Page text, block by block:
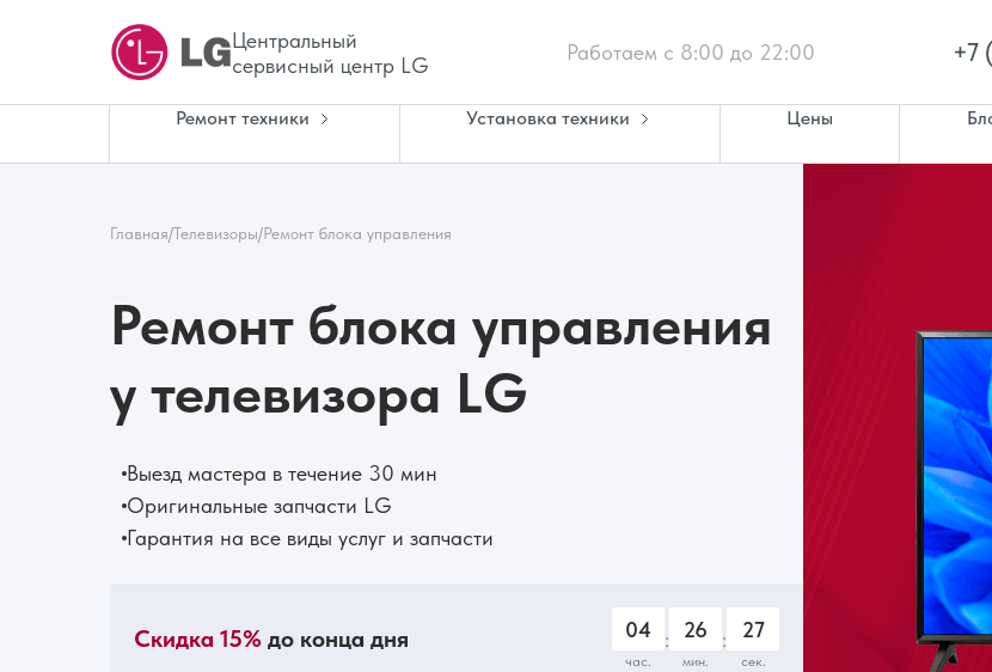
Центральный
сервисный центр LG
Работаем с 8:00 до 22:00 +7
Ремонт техники Установка техники Цены
Главная/Телевизоры/Ремонт блока управления
Ремонт блока управления
у телевизора LG
Выезд мастера в течение 30 мин
Оригинальные запчасти LG
Гарантия на все виды услуг и запчасти
Скидка 15% до конца дня 04
час.
: 26
мин.
: 26
сек.